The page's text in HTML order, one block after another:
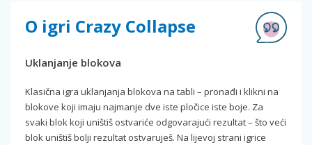
O igri Crazy Collapse
Uklanjanje blokova
Klasična igra uklanjanja blokova na tabli – pronađi i klikni na
blokove koji imaju najmanje dve iste pločice iste boje. Za
svaki blok koji uništiš ostvariće odgovarajući rezultat – što veći
blok uništiš bolji rezultat ostvaruješ. Na lijevoj strani igrice